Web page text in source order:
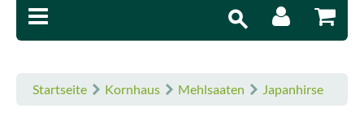
Startseite Kornhaus Mehlsaaten Japanhirse